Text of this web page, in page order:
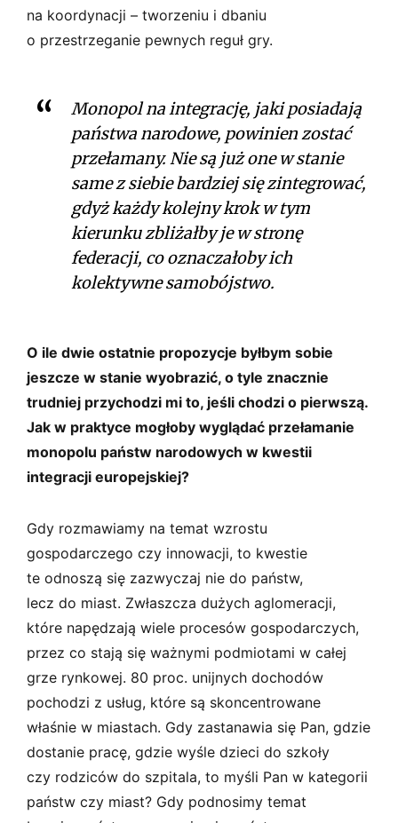
na koordynacji – tworzeniu i dbaniu
o przestrzeganie pewnych reguł gry.
Monopol na integrację, jaki posiadają
państwa narodowe, powinien zostać
przełamany. Nie są już one w stanie
same z siebie bardziej się zintegrować,
gdyż każdy kolejny krok w tym
kierunku zbliżałby je w stronę
federacji, co oznaczałoby ich
kolektywne samobójstwo.
O ile dwie ostatnie propozycje byłbym sobie
jeszcze w stanie wyobrazić, o tyle znacznie
trudniej przychodzi mi to, jeśli chodzi o pierwszą.
Jak w praktyce mogłoby wyglądać przełamanie
monopolu państw narodowych w kwestii
integracji europejskiej?
Gdy rozmawiamy na temat wzrostu
gospodarczego czy innowacji, to kwestie
te odnoszą się zazwyczaj nie do państw,
lecz do miast. Zwłaszcza dużych aglomeracji,
które napędzają wiele procesów gospodarczych,
przez co stają się ważnymi podmiotami w całej
grze rynkowej. 80 proc. unijnych dochodów
pochodzi z usług, które są skoncentrowane
właśnie w miastach. Gdy zastanawia się Pan, gdzie
dostanie pracę, gdzie wyśle dzieci do szkoły
czy rodziców do szpitala, to myśli Pan w kategorii
państw czy miast? Gdy podnosimy temat